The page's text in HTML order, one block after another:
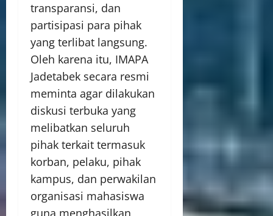
transparansi, dan
partisipasi para pihak
yang terlibat langsung.
Oleh karena itu, IMAPA
Jadetabek secara resmi
meminta agar dilakukan
diskusi terbuka yang
melibatkan seluruh
pihak terkait termasuk
korban, pelaku, pihak
kampus, dan perwakilan
organisasi mahasiswa